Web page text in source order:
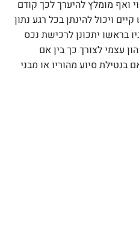
ואף מומלץ להיערך לכך קודם
ויכול להינתן בכל רגע נתון
בראשו יתכונן לרכישת נכס
עצמי לצורך כך בין אם
בנטילת סיוע מהוריו או מבני